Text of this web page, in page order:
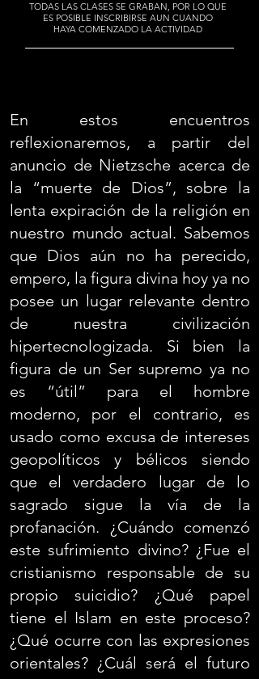
TODAS LAS CLASES SE GRABAN, POR LO QUE
ES POSIBLE INSCRIBIRSE AUN CUANDO
HAYA COMENZADO LA ACTIVIDAD
En estos encuentros
reflexionaremos, a partir del
anuncio de Nietzsche acerca de
la “muerte de Dios”, sobre la
lenta expiración de la religión en
nuestro mundo actual. Sabemos
que Dios aún no ha perecido,
empero, la figura divina hoy ya no
posee un lugar relevante dentro
de nuestra civilización
hipertecnologizada. Si bien la
figura de un Ser supremo ya no
es “útil” para el hombre
moderno, por el contrario, es
usado como excusa de intereses
geopolíticos y bélicos siendo
que el verdadero lugar de lo
sagrado sigue la vía de la
profanación. ¿Cuándo comenzó
este sufrimiento divino? ¿Fue el
cristianismo responsable de su
propio suicidio? ¿Qué papel
tiene el Islam en este proceso?
¿Qué ocurre con las expresiones
orientales? ¿Cuál será el futuro